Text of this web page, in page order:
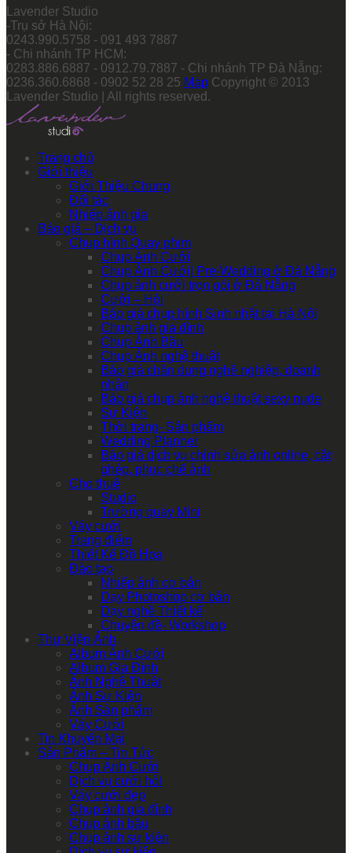
Lavender Studio
-Trụ sở Hà Nội:
0243.990.5758 - 091 493 7887
- Chi nhánh TP HCM:
0283.886.6887 - 0912.79.7887 - Chi nhánh TP Đà Nẵng:
0236.360.6868 - 0902 52 28 25 Map Copyright © 2013
Lavender Studio | All rights reserved.
Trang chủ
Giới thiệu
Giới Thiệu Chung
Đối tác
Nhiếp ảnh gia
Báo giá – Dịch vụ
Chụp hình Quay phim
Chụp Ảnh Cưới
Chụp Ảnh Cưới| Pre-Wedding ở Đà Nẵng
Chụp ảnh cưới trọn gói ở Đà Nẵng
Cưới – Hỏi
Báo giá chụp hình Sinh nhật tại Hà Nội
Chụp ảnh gia đình
Chụp Ảnh Bầu
Chụp Ảnh nghệ thuật
Báo giá chân dung nghề nghiệp, doanh
nhân
Báo giá chụp ảnh nghệ thuật sexy nude
Sự Kiện
Thời trang- Sản phẩm
Wedding Planner
Báo giá dịch vụ chỉnh sửa ảnh online, cắt
ghép, phục chế ảnh
Cho thuê
Studio
Trường quay Mini
Váy cưới
Trang điểm
Thiết Kế Đồ Họa
Đào tạo
Nhiếp ảnh cơ bản
Dạy Photoshop cơ bản
Dạy nghề Thiết kế
Chuyên đề- Workshop
Thư Viện Ảnh
Album Ảnh Cưới
Album Gia Đình
Ảnh Nghệ Thuật
Ảnh Sự Kiện
Ảnh Sản phẩm
Váy Cưới
Tin Khuyến Mại
Sản Phẩm – Tin Tức
Chụp Ảnh Cưới
Dịch vụ cưới hỏi
Váy cưới đẹp
Chụp ảnh gia đình
Chụp ảnh bầu
Chụp ảnh sự kiện